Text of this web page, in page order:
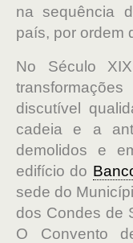
na sequência
país, por ordem
No Século
discutível
cadeia e a
demolidos e
edifício do
sede do
dos Condes de
O Convento